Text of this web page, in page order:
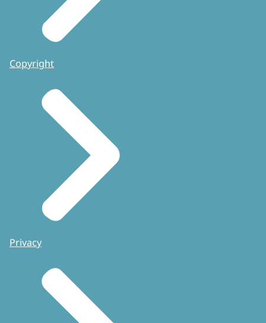
Copyright
Privacy